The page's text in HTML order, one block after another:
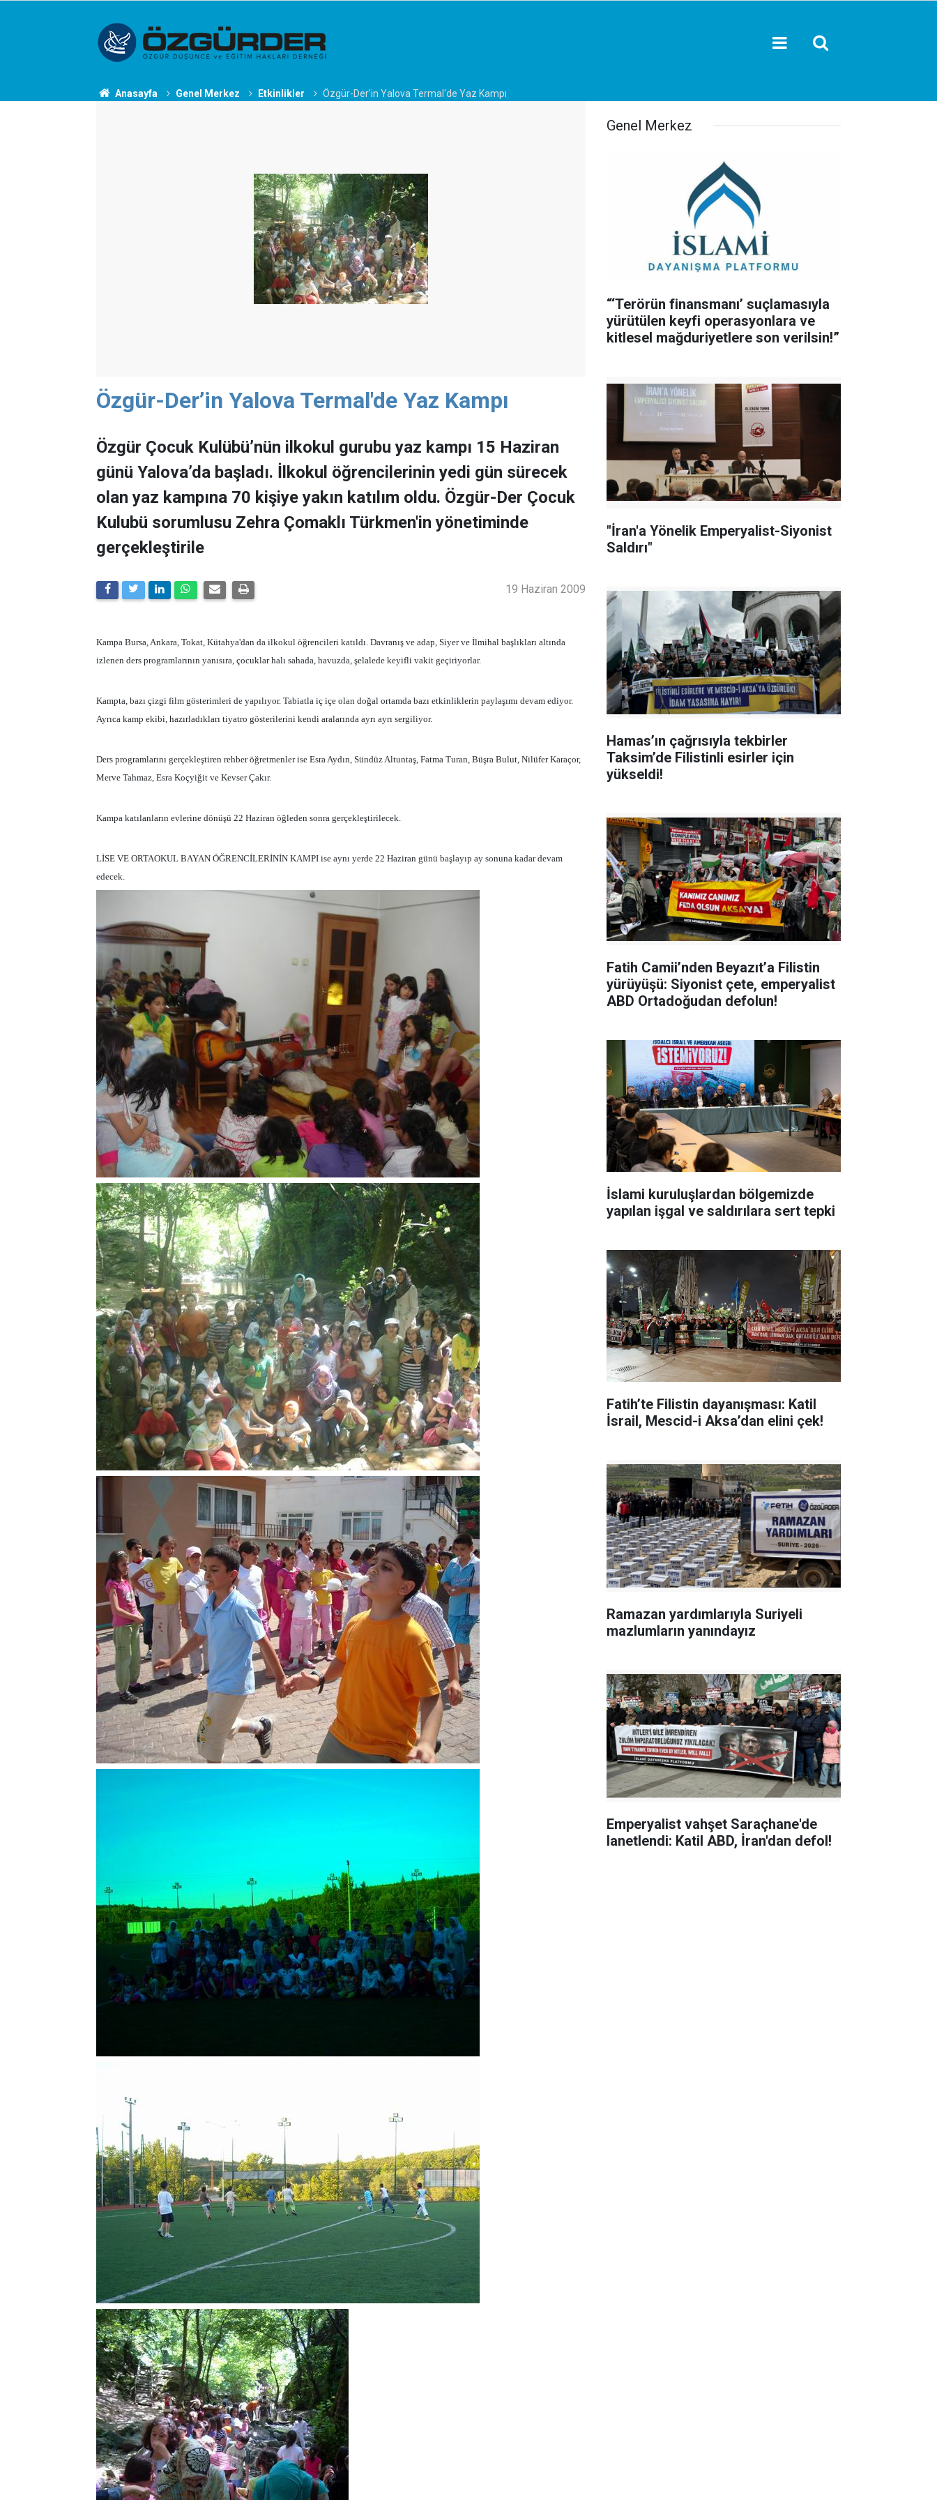
Anasayfa Genel Merkez Etkinlikler Özgür-Der’in Yalova Termal'de Yaz Kampı
Özgür-Der’in Yalova Termal'de Yaz Kampı
Özgür Çocuk Kulübü’nün ilkokul gurubu yaz kampı 15 Haziran
günü Yalova’da başladı. İlkokul öğrencilerinin yedi gün sürecek
olan yaz kampına 70 kişiye yakın katılım oldu. Özgür-Der Çocuk
Kulubü sorumlusu Zehra Çomaklı Türkmen'in yönetiminde
gerçekleştirile
19 Haziran 2009
Kampa Bursa, Ankara, Tokat, Kütahya'dan da ilkokul öğrencileri katıldı. Davranış ve adap, Siyer ve İlmihal başlıkları altında
izlenen ders programlarının yanısıra, çocuklar halı sahada, havuzda, şelalede keyifli vakit geçiriyorlar.
Kampta, bazı çizgi film gösterimleri de yapılıyor. Tabiatla iç içe olan doğal ortamda bazı etkinliklerin paylaşımı devam ediyor.
Ayrıca kamp ekibi, hazırladıkları tiyatro gösterilerini kendi aralarında ayrı ayrı sergiliyor.
Ders programlarını gerçekleştiren rehber öğretmenler ise Esra Aydın, Sündüz Altuntaş, Fatma Turan, Büşra Bulut, Nilüfer Karaçor,
Merve Tahmaz, Esra Koçyiğit ve Kevser Çakır.
Kampa katılanların evlerine dönüşü 22 Haziran öğleden sonra gerçekleştirilecek.
LİSE VE ORTAOKUL BAYAN ÖĞRENCİLERİNİN KAMPI ise aynı yerde 22 Haziran günü başlayıp ay sonuna kadar devam
edecek.
Genel Merkez
“‘Terörün finansmanı’ suçlamasıyla
yürütülen keyfi operasyonlara ve
kitlesel mağduriyetlere son verilsin!”
"İran'a Yönelik Emperyalist-Siyonist
Saldırı"
Hamas’ın çağrısıyla tekbirler
Taksim’de Filistinli esirler için
yükseldi!
Fatih Camii’nden Beyazıt’a Filistin
yürüyüşü: Siyonist çete, emperyalist
ABD Ortadoğudan defolun!
İslami kuruluşlardan bölgemizde
yapılan işgal ve saldırılara sert tepki
Fatih’te Filistin dayanışması: Katil
İsrail, Mescid-i Aksa’dan elini çek!
Ramazan yardımlarıyla Suriyeli
mazlumların yanındayız
Emperyalist vahşet Saraçhane'de
lanetlendi: Katil ABD, İran'dan defol!